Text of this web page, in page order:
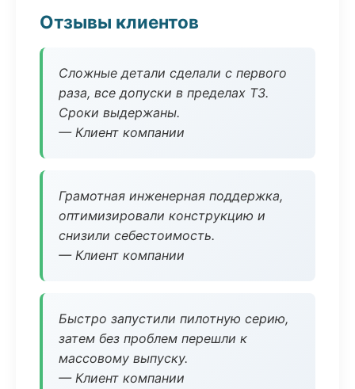
Отзывы клиентов
Сложные детали сделали с первого
раза, все допуски в пределах ТЗ.
Сроки выдержаны.
— Клиент компании
Грамотная инженерная поддержка,
оптимизировали конструкцию и
снизили себестоимость.
— Клиент компании
Быстро запустили пилотную серию,
затем без проблем перешли к
массовому выпуску.
— Клиент компании